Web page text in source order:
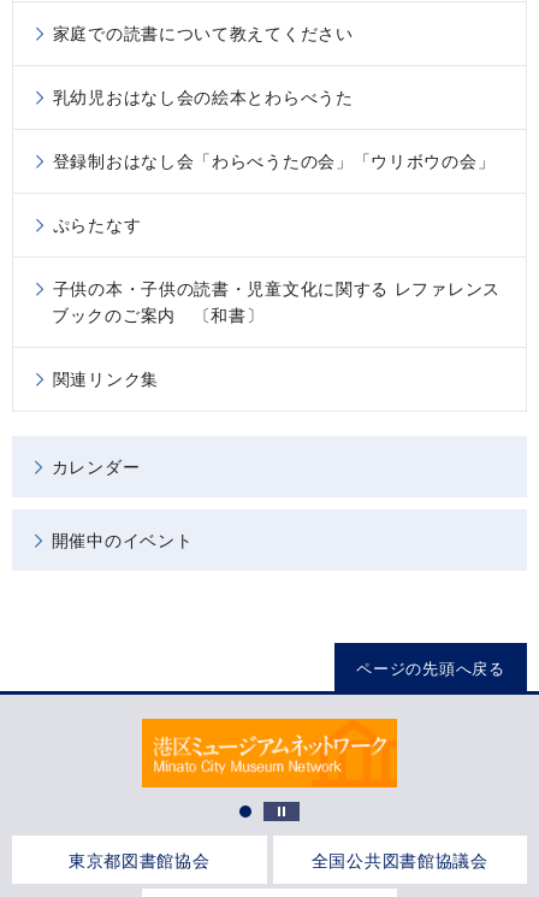
家庭での読書について教えてください
乳幼児おはなし会の絵本とわらべうた
登録制おはなし会「わらべうたの会」「ウリボウの会」
ぷらたなす
子供の本・子供の読書・児童文化に関する レファレンス
ブックのご案内 〔和書〕
関連リンク集
カレンダー
開催中のイベント
ページの先頭へ戻る
東京都図書館協会 全国公共図書館協議会